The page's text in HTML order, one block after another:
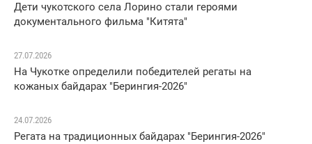
Дети чукотского села Лорино стали героями
документального фильма "Китята"
27.07.2026
На Чукотке определили победителей регаты на
кожаных байдарах "Берингия-2026"
24.07.2026
Регата на традиционных байдарах "Берингия-2026"